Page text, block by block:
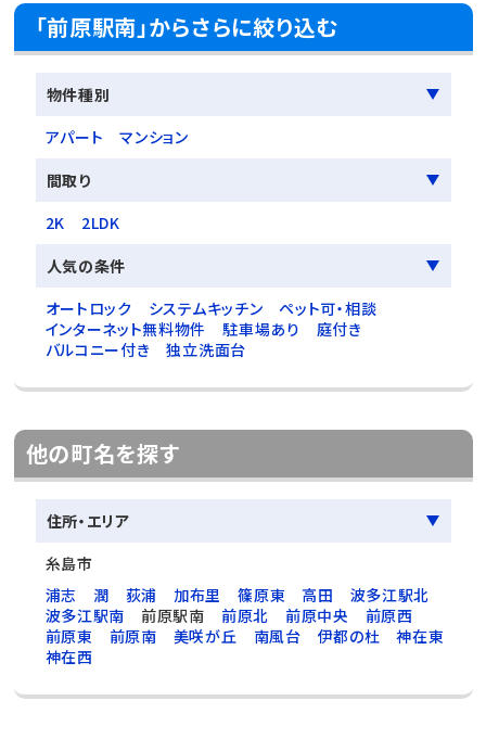
「前原駅南」からさらに絞り込む
物件種別
アパート
マンション
間取り
2K
2LDK
人気の条件
オートロック
システムキッチン
ペット可・相談
インターネット無料物件
駐車場あり
庭付き
バルコニー付き
独立洗面台
他の町名を探す
住所・エリア
糸島市
浦志
潤 荻浦 加布里 篠原東 高田
波多江駅北
波多江駅南
前原駅南 前原北 前原中央
前原西
前原東
前原南 美咲が丘 南風台 伊都の杜
神在東
神在西